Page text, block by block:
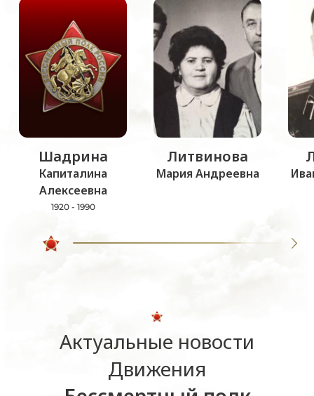
Шадрина
Капиталина
Алексеевна
1920 - 1990
Литвинова
Мария Андреевна
Актуальные новости
Движения